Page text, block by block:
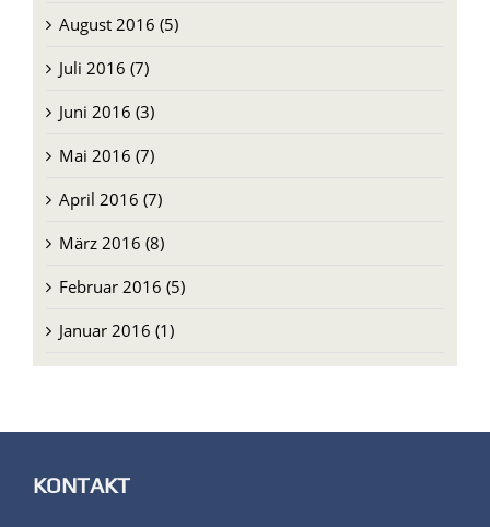
August 2016 (5)
Juli 2016 (7)
Juni 2016 (3)
Mai 2016 (7)
April 2016 (7)
März 2016 (8)
Februar 2016 (5)
Januar 2016 (1)
KONTAKT